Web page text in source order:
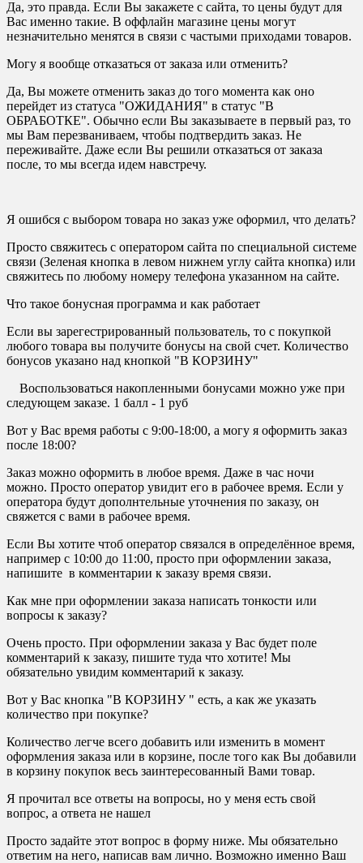
Да, это правда. Если Вы закажете с сайта, то цены будут для
Вас именно такие. В оффлайн магазине цены могут
незначительно менятся в связи с частыми приходами товаров.
Могу я вообще отказаться от заказа или отменить?
Да, Вы можете отменить заказ до того момента как оно
перейдет из статуса "ОЖИДАНИЯ" в статус "В
ОБРАБОТКЕ". Обычно если Вы заказываете в первый раз, то
мы Вам перезваниваем, чтобы подтвердить заказ. Не
переживайте. Даже если Вы решили отказаться от заказа
после, то мы всегда идем навстречу.
Я ошибся с выбором товара но заказ уже оформил, что делать?
Просто свяжитесь с оператором сайта по специальной системе
связи (Зеленая кнопка в левом нижнем углу сайта кнопка) или
свяжитесь по любому номеру телефона указанном на сайте.
Что такое бонусная программа и как работает
Если вы зарегестрированный пользователь, то с покупкой
любого товара вы получите бонусы на свой счет. Количество
бонусов указано над кнопкой "В КОРЗИНУ"
Воспользоваться накопленными бонусами можно уже при
следующем заказе. 1 балл - 1 руб
Вот у Вас время работы с 9:00-18:00, а могу я оформить заказ
после 18:00?
Заказ можно оформить в любое время. Даже в час ночи
можно. Просто оператор увидит его в рабочее время. Если у
оператора будут дополнтельные уточнения по заказу, он
свяжется с вами в рабочее время.
Если Вы хотите чтоб оператор связался в определённое время,
например с 10:00 до 11:00, просто при оформлении заказа,
напишите в комментарии к заказу время связи.
Как мне при оформлении заказа написать тонкости или
вопросы к заказу?
Очень просто. При оформлении заказа у Вас будет поле
комментарий к заказу, пишите туда что хотите! Мы
обязательно увидим комментарий к заказу.
Вот у Вас кнопка "В КОРЗИНУ " есть, а как же указать
количество при покупке?
Количество легче всего добавить или изменить в момент
оформления заказа или в корзине, после того как Вы добавили
в корзину покупок весь заинтересованный Вами товар.
Я прочитал все ответы на вопросы, но у меня есть свой
вопрос, а ответа не нашел
Просто задайте этот вопрос в форму ниже. Мы обязательно
ответим на него, написав вам лично. Возможно именно Ваш